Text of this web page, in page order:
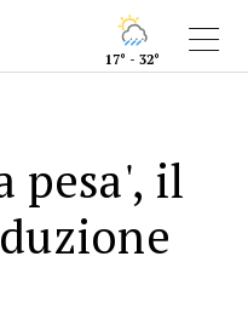
17° - 32°
pesa', il